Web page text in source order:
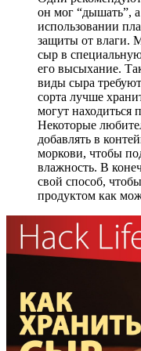
он мог “дышать”,
использовании
защиты от влаги.
сыр в
его высыхание.
виды сыра
сорта лучше
могут находиться
Некоторые
добавлять в
моркови, чтобы
влажность. В
свой способ,
продуктом как